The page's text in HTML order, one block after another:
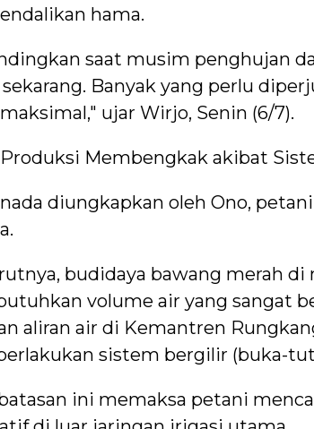
hama.
saat musim penghujan
Banyak yang perlu
ujar Wirjo, Senin (6/7).
Produksi Membengkak akibat
diungkapkan oleh Ono,
budidaya bawang merah di
volume air yang sangat
aliran air di Kemantren
sistem bergilir (buka-
ini memaksa petani